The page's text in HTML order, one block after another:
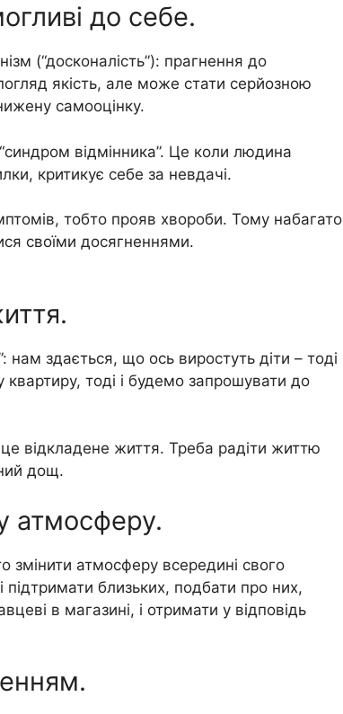
до себе.
(“досконалість”): прагнення до
якість, але може стати серйозною
самооцінку.
відмінника”. Це коли людина
критикує себе за невдачі.
тобто прояв хвороби. Тому набагато
своїми досягненнями.
здається, що ось виростуть діти – тоді
тоді і будемо запрошувати до
відкладене життя. Треба радіти життю
дощ.
атмосферу.
атмосферу всередині свого
підтримати близьких, подбати про них,
в магазині, і отримати у відповідь